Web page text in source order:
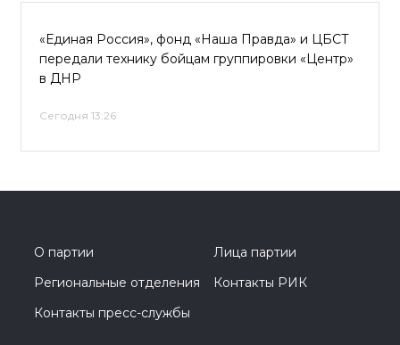
«Единая Россия», фонд «Наша Правда» и ЦБСТ
передали технику бойцам группировки «Центр»
в ДНР
Сегодня 13:26
О партии
Лица партии
Региональные отделения
Контакты РИК
Контакты пресс-службы